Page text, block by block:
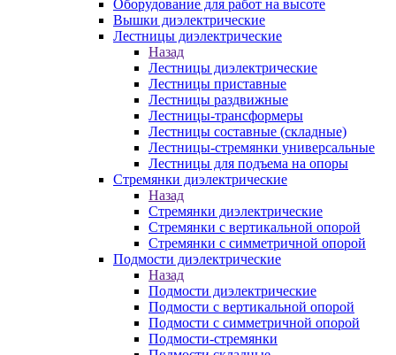
Оборудование для работ на высоте
Вышки диэлектрические
Лестницы диэлектрические
Назад
Лестницы диэлектрические
Лестницы приставные
Лестницы раздвижные
Лестницы-трансформеры
Лестницы составные (складные)
Лестницы-стремянки универсальные
Лестницы для подъема на опоры
Стремянки диэлектрические
Назад
Стремянки диэлектрические
Стремянки с вертикальной опорой
Стремянки с симметричной опорой
Подмости диэлектрические
Назад
Подмости диэлектрические
Подмости с вертикальной опорой
Подмости с симметричной опорой
Подмости-стремянки